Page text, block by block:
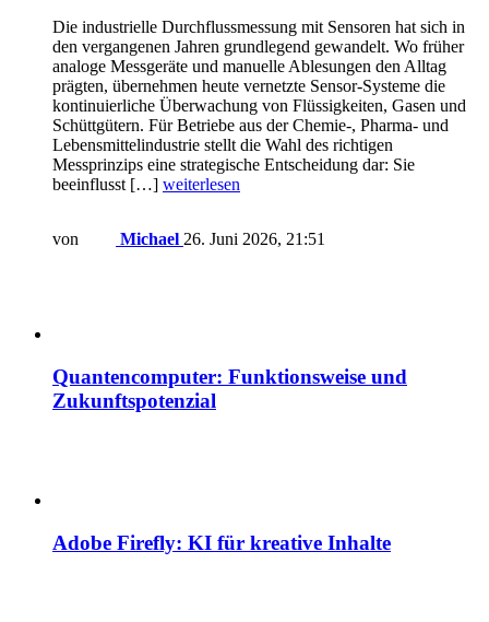
Die industrielle Durchflussmessung mit Sensoren hat sich in
den vergangenen Jahren grundlegend gewandelt. Wo früher
analoge Messgeräte und manuelle Ablesungen den Alltag
prägten, übernehmen heute vernetzte Sensor-Systeme die
kontinuierliche Überwachung von Flüssigkeiten, Gasen und
Schüttgütern. Für Betriebe aus der Chemie-, Pharma- und
Lebensmittelindustrie stellt die Wahl des richtigen
Messprinzips eine strategische Entscheidung dar: Sie
beeinflusst […] weiterlesen
von Michael 26. Juni 2026, 21:51
Quantencomputer: Funktionsweise und
Zukunftspotenzial
Adobe Firefly: KI für kreative Inhalte